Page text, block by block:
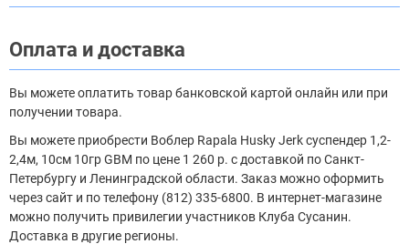
Оплата и доставка
Вы можете оплатить товар банковской картой онлайн или при
получении товара.
Вы можете приобрести Воблер Rapala Husky Jerk суспендер 1,2-
2,4м, 10см 10гр GBM по цене 1 260 р. с доставкой по Санкт-
Петербургу и Ленинградской области. Заказ можно оформить
через сайт и по телефону (812) 335-6800. В интернет-магазине
можно получить привилегии участников Клуба Сусанин.
Доставка в другие регионы.